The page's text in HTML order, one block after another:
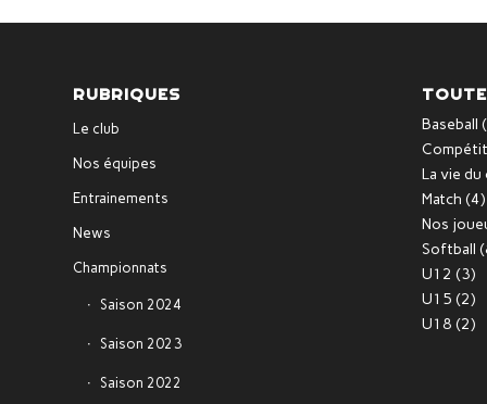
RUBRIQUES
Le club
Nos équipes
Entrainements
News
Championnats
Saison 2024
Saison 2023
Saison 2022
Baseball
La vie du
Match (4)
Nos
Softball
U12 (3)
U15 (2)
U18 (2)